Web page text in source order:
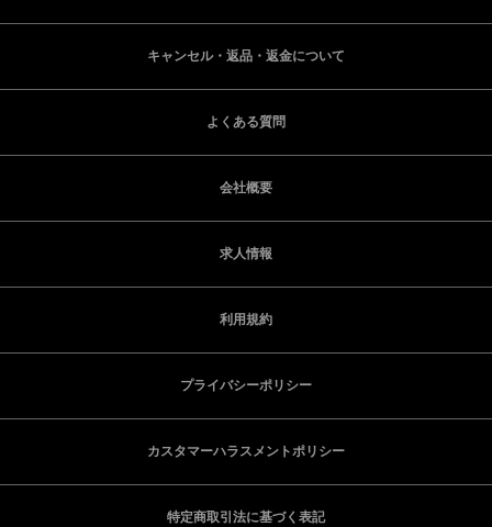
キャンセル・返品・返金について
よくある質問
会社概要
求人情報
利用規約
プライバシーポリシー
カスタマーハラスメントポリシー
特定商取引法に基づく表記